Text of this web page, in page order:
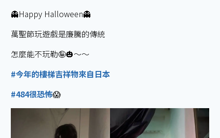
👻Happy Halloween👻
萬聖節玩遊戲是廉騰的傳統
怎麼能不玩勒🤪🎃～～
#今年的樓梯吉祥物來自日本
#484很恐怖😱